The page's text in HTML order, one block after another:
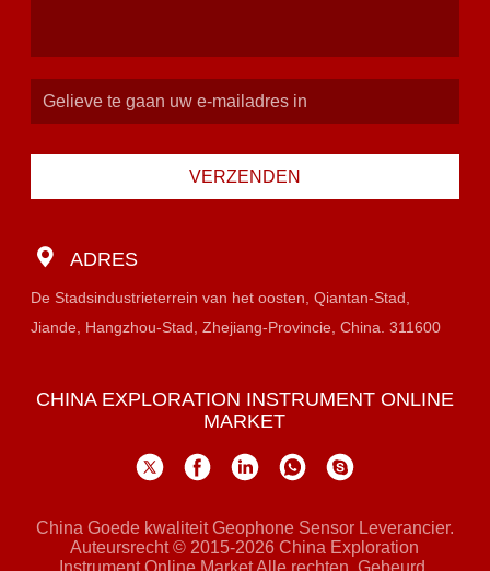
VERZENDEN
ADRES
De Stadsindustrieterrein van het oosten, Qiantan-Stad,
Jiande, Hangzhou-Stad, Zhejiang-Provincie, China. 311600
CHINA EXPLORATION INSTRUMENT ONLINE
MARKET
China Goede kwaliteit Geophone Sensor Leverancier.
Auteursrecht © 2015-2026 China Exploration
Instrument Online Market Alle rechten. Gebeurd.